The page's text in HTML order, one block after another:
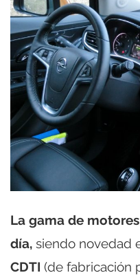
La gama de
día, siendo novedad
CDTI (de fabricación